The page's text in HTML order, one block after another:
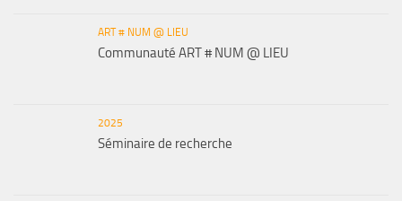
ART # NUM @ LIEU
Communauté ART # NUM @ LIEU
2025
Séminaire de recherche